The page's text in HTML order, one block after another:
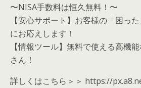
〜NISA手数料は恒久無料！〜
【安心サポート】お客様の「困っ
にお応えします！
【情報ツール】無料で使える高機
さん！
詳しくはこちら＞＞ https://